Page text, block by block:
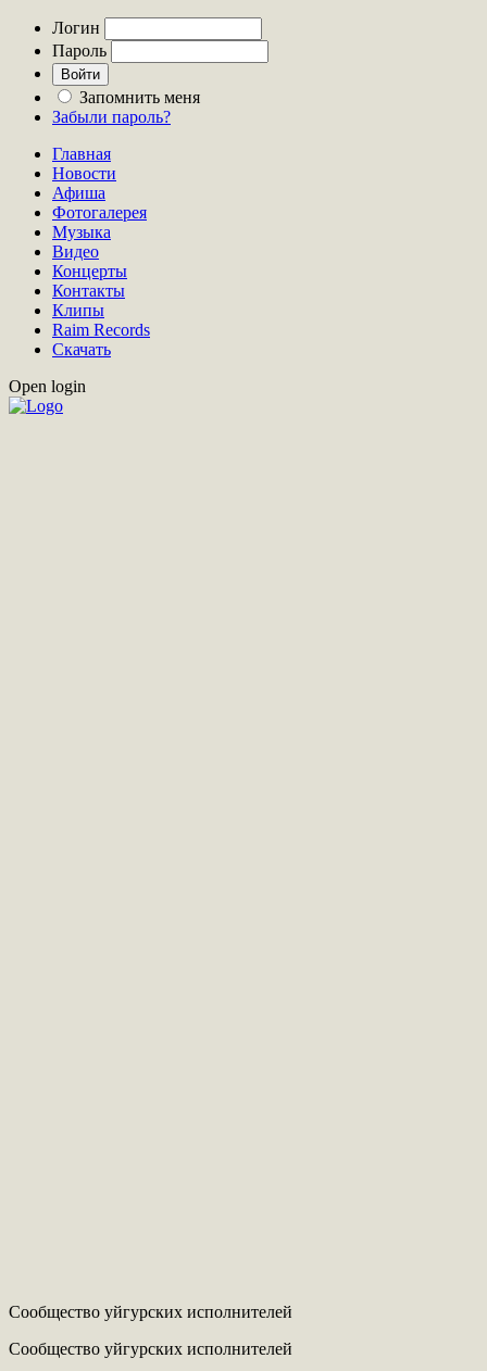
Логин
Пароль
Запомнить меня
Забыли пароль?
Главная
Новости
Афиша
Фотогалерея
Музыка
Видео
Концерты
Контакты
Клипы
Raim Records
Скачать
Open login
Сообщество уйгурских исполнителей
Сообщество уйгурских исполнителей